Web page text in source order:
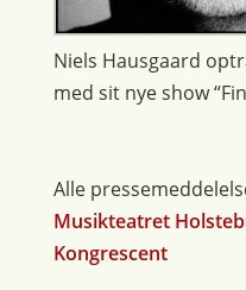
Niels Hausgaard
med sit nye show
Alle
Musikteatret
Kongrescent